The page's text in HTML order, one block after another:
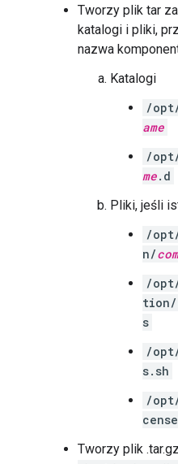
Tworzy plik tar
katalogi i pliki,
nazwa
Katalogi
/
ame
/
me.d
Pliki, jeśli
/
n/
/
tion/
s
/
s.sh
/
Tworzy plik